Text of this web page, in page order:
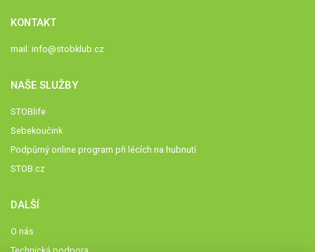
KONTAKT
mail: info@stobklub.cz
NAŠE SLUŽBY
STOBlife
Sebekoučink
Podpůrný online program při lécích na hubnutí
STOB.cz
DALŠÍ
O nás